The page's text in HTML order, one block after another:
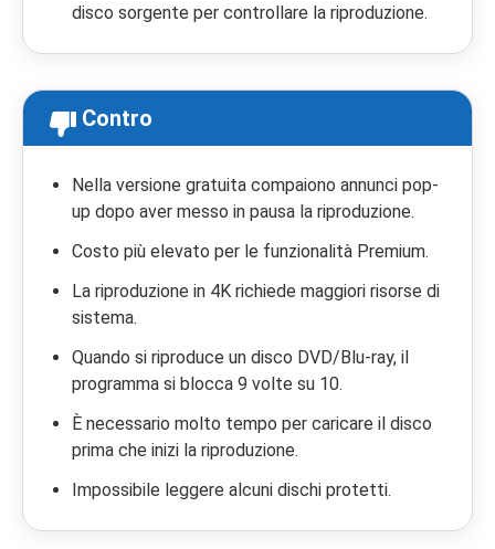
disco sorgente per controllare la riproduzione.
Contro
Nella versione gratuita compaiono annunci pop-
up dopo aver messo in pausa la riproduzione.
Costo più elevato per le funzionalità Premium.
La riproduzione in 4K richiede maggiori risorse di
sistema.
Quando si riproduce un disco DVD/Blu-ray, il
programma si blocca 9 volte su 10.
È necessario molto tempo per caricare il disco
prima che inizi la riproduzione.
Impossibile leggere alcuni dischi protetti.